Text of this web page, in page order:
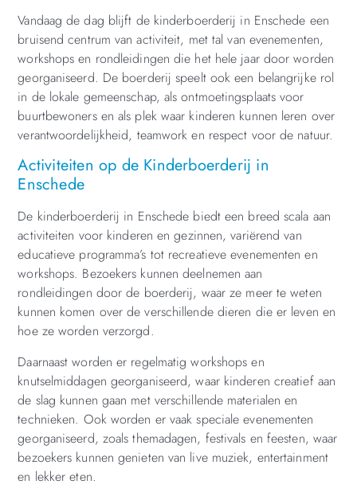
Vandaag de dag blijft de kinderboerderij in Enschede een
bruisend centrum van activiteit, met tal van evenementen,
workshops en rondleidingen die het hele jaar door worden
georganiseerd. De boerderij speelt ook een belangrijke rol
in de lokale gemeenschap, als ontmoetingsplaats voor
buurtbewoners en als plek waar kinderen kunnen leren over
verantwoordelijkheid, teamwork en respect voor de natuur.
Activiteiten op de Kinderboerderij in
Enschede
De kinderboerderij in Enschede biedt een breed scala aan
activiteiten voor kinderen en gezinnen, variërend van
educatieve programma’s tot recreatieve evenementen en
workshops. Bezoekers kunnen deelnemen aan
rondleidingen door de boerderij, waar ze meer te weten
kunnen komen over de verschillende dieren die er leven en
hoe ze worden verzorgd.
Daarnaast worden er regelmatig workshops en
knutselmiddagen georganiseerd, waar kinderen creatief aan
de slag kunnen gaan met verschillende materialen en
technieken. Ook worden er vaak speciale evenementen
georganiseerd, zoals themadagen, festivals en feesten, waar
bezoekers kunnen genieten van live muziek, entertainment
en lekker eten.